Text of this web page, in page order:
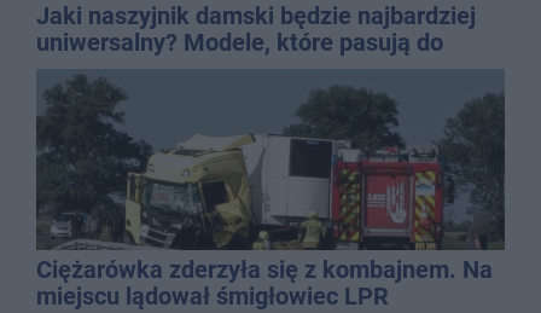
Jaki naszyjnik damski będzie najbardziej
uniwersalny? Modele, które pasują do
wielu stylizacji
Ciężarówka zderzyła się z kombajnem. Na
miejscu lądował śmigłowiec LPR